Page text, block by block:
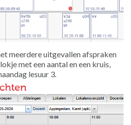
meerdere uitgevallen afspraken
met een aantal en een kruis,
lesuur 3.